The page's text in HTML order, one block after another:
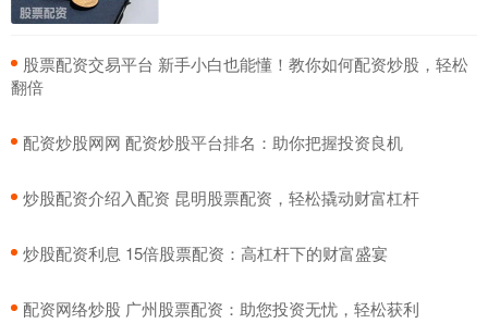
​股票配资交易平台 新手小白也能懂！教你如何配资炒股，轻松
翻倍
​配资炒股网网 配资炒股平台排名：助你把握投资良机
​炒股配资介绍入配资 昆明股票配资，轻松撬动财富杠杆
​炒股配资利息 15倍股票配资：高杠杆下的财富盛宴
​配资网络炒股 广州股票配资：助您投资无忧，轻松获利